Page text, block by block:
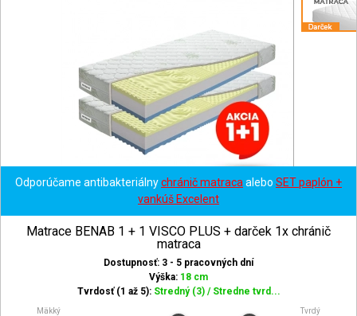
Odporúčame antibakteriálnychránič matraca alebo SET paplón +
vankúš Excelent
Matrace BENAB 1 + 1 VISCO PLUS + darček 1x chránič
matraca
Dostupnosť: 3 - 5 pracovných dní
Výška: 18 cm
Tvrdosť (1 až 5): Stredný (3) / Stredne tvrd...
Mäkký Tvrdý